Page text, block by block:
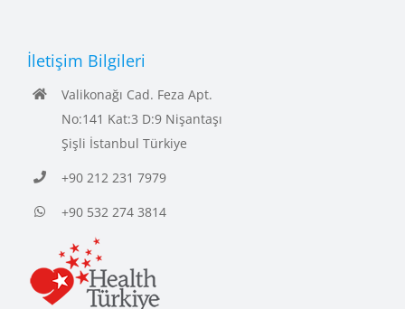
İletişim Bilgileri
Valikonağı Cad. Feza Apt.
No:141 Kat:3 D:9 Nişantaşı
Şişli İstanbul Türkiye
+90 212 231 7979
+90 532 274 3814